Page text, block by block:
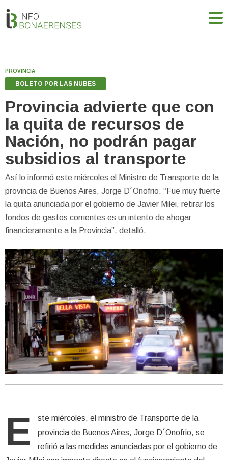
PROVINCIA
BOLETO POR LAS NUBES
Provincia advierte que con
la quita de recursos de
Nación, no podrán pagar
subsidios al transporte
Así lo informó este miércoles el Ministro de Transporte de la
provincia de Buenos Aires, Jorge D´Onofrio. “Fue muy fuerte
la quita anunciada por el gobierno de Javier Milei, retirar los
fondos de gastos corrientes es un intento de ahogar
financieramente a la Provincia”, detalló.
E
ste miércoles, el ministro de Transporte de la
provincia de Buenos Aires, Jorge D´Onofrio, se
refirió a las medidas anunciadas por el gobierno de